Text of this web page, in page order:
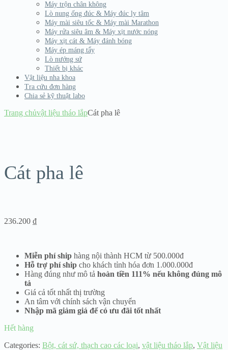
Máy trộn chân không
Lò nung ống đúc & Máy đúc ly tâm
Máy mài siêu tốc & Máy mài Marathon
Máy rửa siêu âm & Máy xịt nước nóng
Máy xịt cát & Máy đánh bóng
Máy ép máng tẩy
Lò nướng sứ
Thiết bị khác
Vật liệu nha khoa
Tra cứu đơn hàng
Chia sẻ kỹ thuật labo
Trang chủvật liệu tháo lắpCát pha lê
Cát pha lê
236.200 ₫
Miễn phí ship hàng nội thành HCM từ 500.000đ
Hỗ trợ phí ship cho khách tỉnh hóa đơn 1.000.000đ
Hàng đúng như mô tả hoàn tiền 111% nếu không đúng mô
tả
Giá cả tốt nhất thị trường
An tâm với chính sách vận chuyển
Nhập mã giảm giá để có ưu đãi tốt nhất
Hết hàng
Categories: Bột, cát sứ, thạch cao các loại, vật liệu tháo lắp, Vật liệu